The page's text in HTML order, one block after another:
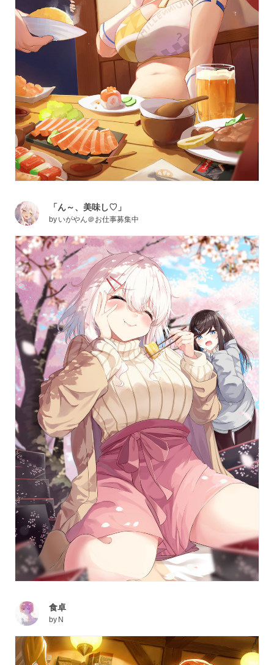
「ん～、美味し♡」
by いがやん＠お仕事募集中
食卓
by N